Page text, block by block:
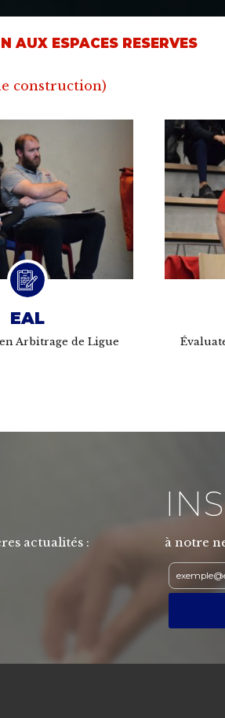
AUX ESPACES RESERVES
construction)
EAL
Arbitrage de Ligue
actualités : à notre